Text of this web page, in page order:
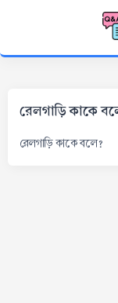
রেলগাড়ি কাকে
রেলগাড়ি কাকে বলে?